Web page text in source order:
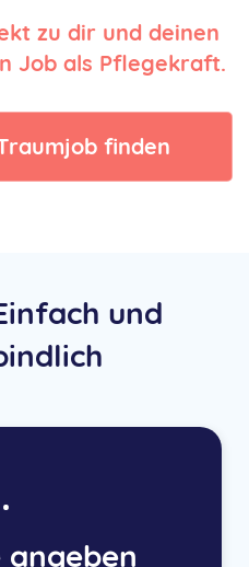
zu dir und deinen
Job als Pflegekraft.
finden
und
angeben